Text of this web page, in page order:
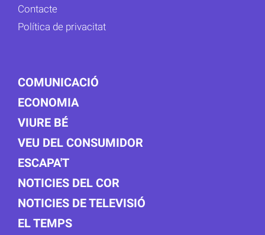
Contacte
Política de privacitat
COMUNICACIÓ
ECONOMIA
VIURE BÉ
VEU DEL CONSUMIDOR
ESCAPA'T
NOTICIES DEL COR
NOTICIES DE TELEVISIÓ
EL TEMPS